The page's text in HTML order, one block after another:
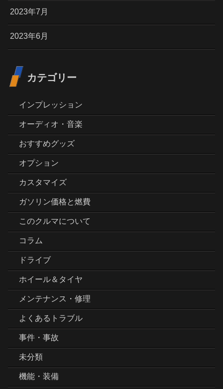
2023年7月
2023年6月
カテゴリー
インプレッション
オーディオ・音楽
おすすめグッズ
オプション
カスタマイズ
ガソリン価格と燃費
このクルマについて
コラム
ドライブ
ホイール＆タイヤ
メンテナンス・修理
よくあるトラブル
事件・事故
未分類
機能・装備